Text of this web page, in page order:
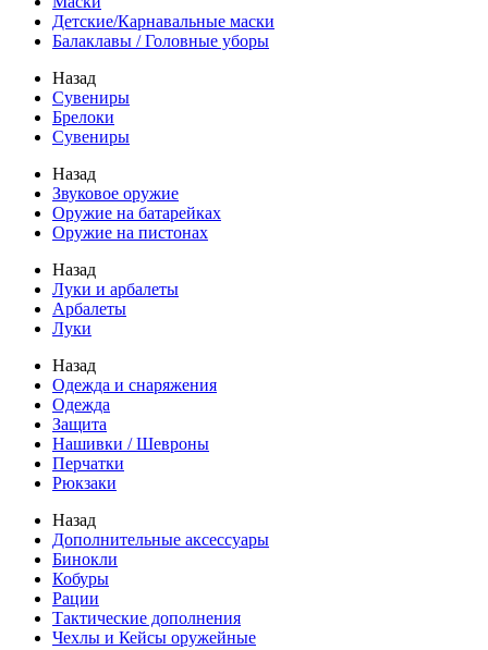
Детские/Карнавальные маски
Балаклавы / Головные уборы
Назад
Сувениры
Брелоки
Сувениры
Назад
Звуковое оружие
Оружие на батарейках
Оружие на пистонах
Назад
Луки и арбалеты
Арбалеты
Луки
Назад
Одежда и снаряжения
Одежда
Защита
Нашивки / Шевроны
Перчатки
Рюкзаки
Назад
Дополнительные аксессуары
Бинокли
Кобуры
Рации
Тактические дополнения
Чехлы и Кейсы оружейные